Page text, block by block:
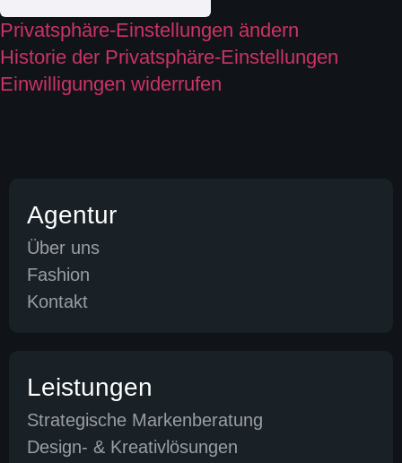
Privatsphäre-Einstellungen ändern
Historie der Privatsphäre-Einstellungen
Einwilligungen widerrufen
Agentur
Über uns
Fashion
Kontakt
Leistungen
Strategische Markenberatung
Design- & Kreativlösungen